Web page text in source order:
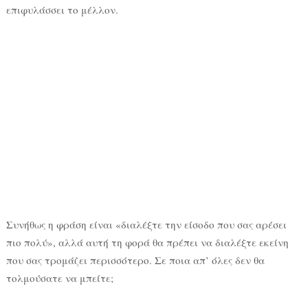
επιφυλάσσει το μέλλον.
Συνήθως η φράση είναι «διαλέξτε την είσοδο που σας αρέσει
πιο πολύ», αλλά αυτή τη φορά θα πρέπει να διαλέξτε εκείνη
που σας τρομάζει περισσότερο. Σε ποια απ’ όλες δεν θα
τολμούσατε να μπείτε;